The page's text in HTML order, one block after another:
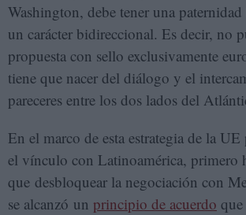
Washington, debe tener una
un carácter bidireccional. Es decir, no
propuesta con sello exclusivamente
tiene que nacer del diálogo y el
pareceres entre los dos lados del
En el marco de esta estrategia de la
el vínculo con Latinoamérica, primero
que desbloquear la negociación con
se alcanzó un principio de acuerdo